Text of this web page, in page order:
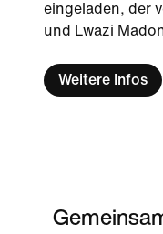
eingeladen, der
und Lwazi
Weitere Infos